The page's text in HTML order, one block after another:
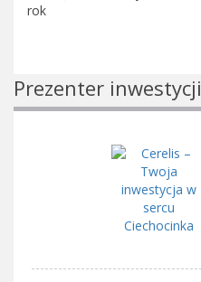
rok
Prezenter inwestycji